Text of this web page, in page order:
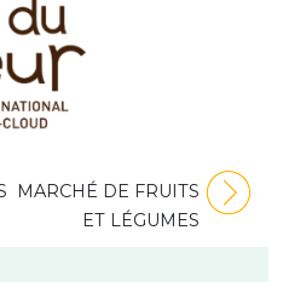
MARCHÉ DE FRUITS
ET LÉGUMES